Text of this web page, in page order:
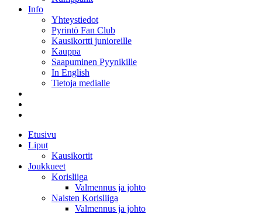
Info
Yhteystiedot
Pyrintö Fan Club
Kausikortti junioreille
Kauppa
Saapuminen Pyynikille
In English
Tietoja medialle
Etusivu
Liput
Kausikortit
Joukkueet
Korisliiga
Valmennus ja johto
Naisten Korisliiga
Valmennus ja johto